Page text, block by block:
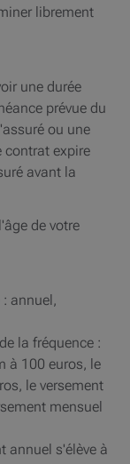
librement
une durée
prévue du
ou une
contrat expire
avant la
de votre
annuel,
la fréquence :
à 100 euros, le
le versement
mensuel
annuel s'élève à